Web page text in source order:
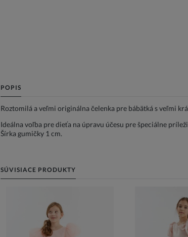
POPIS
Roztomilá a veľmi originálna čelenka pre bábätká s veľmi
Ideálna voľba pre dieťa na úpravu účesu pre špeciálne
Šírka gumičky 1 cm.
SÚVISIACE PRODUKTY